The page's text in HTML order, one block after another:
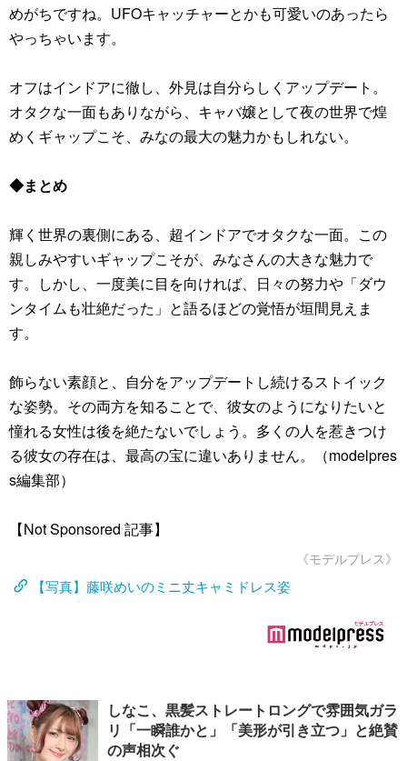
めがちですね。UFOキャッチャーとかも可愛いのあったら
やっちゃいます。
オフはインドアに徹し、外見は自分らしくアップデート。
オタクな一面もありながら、キャバ嬢として夜の世界で煌
めくギャップこそ、みなの最大の魅力かもしれない。
◆まとめ
輝く世界の裏側にある、超インドアでオタクな一面。この
親しみやすいギャップこそが、みなさんの大きな魅力で
す。しかし、一度美に目を向ければ、日々の努力や「ダウ
ンタイムも壮絶だった」と語るほどの覚悟が垣間見えま
す。
飾らない素顔と、自分をアップデートし続けるストイック
な姿勢。その両方を知ることで、彼女のようになりたいと
憧れる女性は後を絶たないでしょう。多くの人を惹きつけ
る彼女の存在は、最高の宝に違いありません。（modelpres
s編集部）
【Not Sponsored 記事】
《モデルプレス》
【写真】藤咲めいのミニ丈キャミドレス姿
しなこ、黒髪ストレートロングで雰囲気ガラ
リ「一瞬誰かと」「美形が引き立つ」と絶賛
の声相次ぐ